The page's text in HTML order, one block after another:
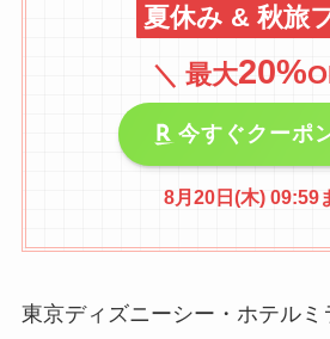
夏休み & 秋旅
＼ 最大20%
今すぐクーポ
8月 20日(木) 09:59
東京ディズニーシー・ホテルミ